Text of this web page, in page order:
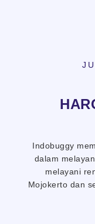
Indobuggy
dalam
melayani
Mojokerto dan